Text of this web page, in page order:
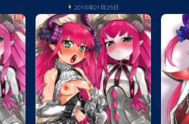
2018年01月26日